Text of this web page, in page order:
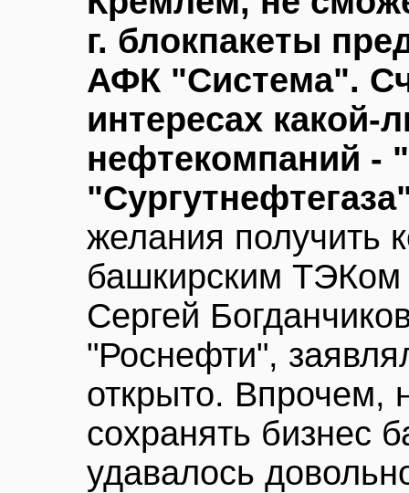
г. блокпакеты
АФК "Система".
интересах какой-
нефтекомпаний -
желания получить
башкирским ТЭКом
Сергей
"Роснефти",
открыто. Впрочем,
сохранять бизнес
удавалось